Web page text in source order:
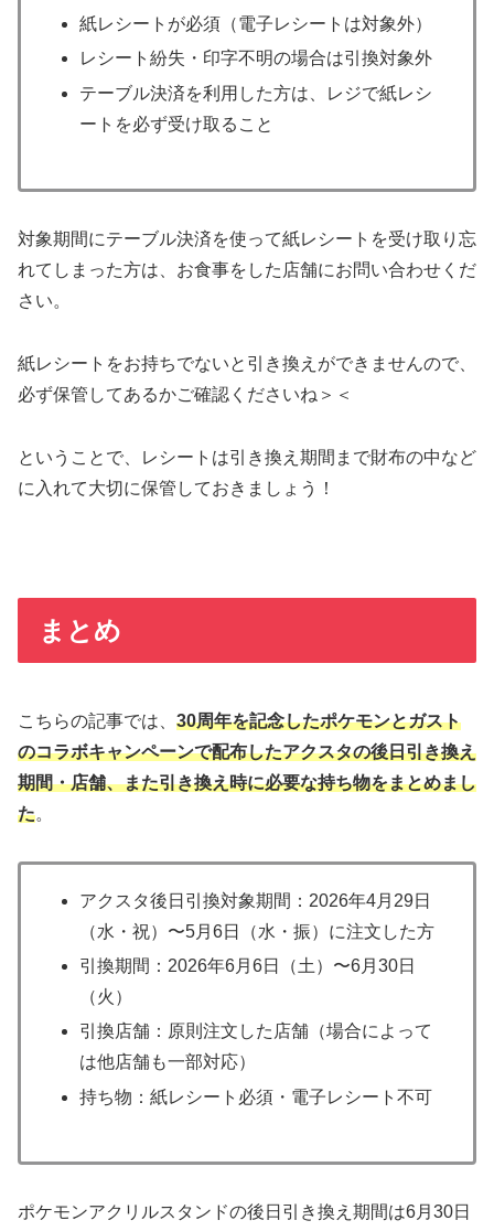
紙レシートが必須（電子レシートは対象外）
レシート紛失・印字不明の場合は引換対象外
テーブル決済を利用した方は、レジで紙レシ
ートを必ず受け取ること
対象期間にテーブル決済を使って紙レシートを受け取り忘
れてしまった方は、お食事をした店舗にお問い合わせくだ
さい。
紙レシートをお持ちでないと引き換えができませんので、
必ず保管してあるかご確認くださいね＞＜
ということで、レシートは引き換え期間まで財布の中など
に入れて大切に保管しておきましょう！
まとめ
こちらの記事では、 30周年を記念したポケモンとガスト
のコラボキャンペーンで配布したアクスタの後日引き換え
期間・店舗、また引き換え時に必要な持ち物をまとめまし
た。
アクスタ後日引換対象期間：2026年4月29日
（水・祝）〜5月6日（水・振）に注文した方
引換期間：2026年6月6日（土）〜6月30日
（火）
引換店舗：原則注文した店舗（場合によって
は他店舗も一部対応）
持ち物：紙レシート必須・電子レシート不可
ポケモンアクリルスタンドの後日引き換え期間は6月30日